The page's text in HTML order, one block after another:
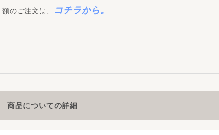
額のご注文は、 コチラから。
商品についての詳細